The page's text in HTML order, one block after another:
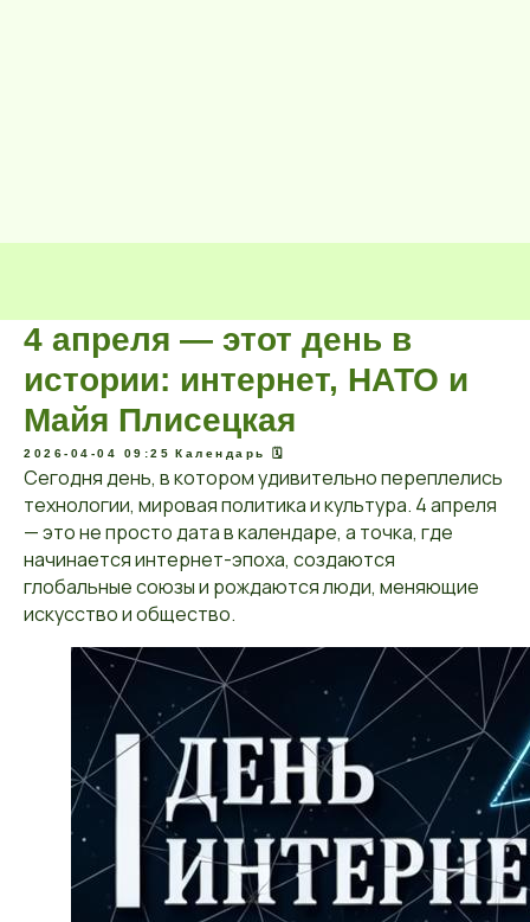
4 апреля — этот день в
истории: интернет, НАТО и
Майя Плисецкая
2026-04-04 09:25 Календарь 🗓️
Сегодня день, в котором удивительно переплелись
технологии, мировая политика и культура. 4 апреля
— это не просто дата в календаре, а точка, где
начинается интернет-эпоха, создаются
глобальные союзы и рождаются люди, меняющие
искусство и общество.